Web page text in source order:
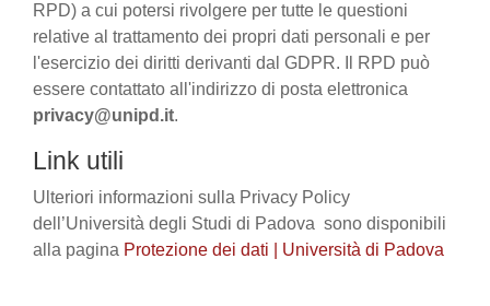
RPD) a cui potersi rivolgere per tutte le questioni
relative al trattamento dei propri dati personali e per
l'esercizio dei diritti derivanti dal GDPR. Il RPD può
essere contattato all'indirizzo di posta elettronica
privacy@unipd.it.
Link utili
Ulteriori informazioni sulla Privacy Policy
dell’Università degli Studi di Padova sono disponibili
alla pagina Protezione dei dati | Università di Padova